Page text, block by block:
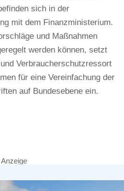
sich in der
mit dem Finanzministerium.
und Maßnahmen
werden können, setzt
Verbraucherschutzressort
für eine Vereinfachung der
auf Bundesebene ein.
Anzeige